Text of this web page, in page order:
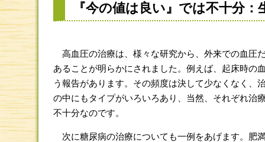
『今の値は良い』では不十分：
高血圧の治療は、様々な研究から、外来での血圧
あることが明らかにされました。例えば、起床時の
う報告があります。その頻度は決して少なくなく、
の中にもタイプがいろいろあり、当然、それぞれ治
不十分なのです。
次に糖尿病の治療についても一例をあげます。肥